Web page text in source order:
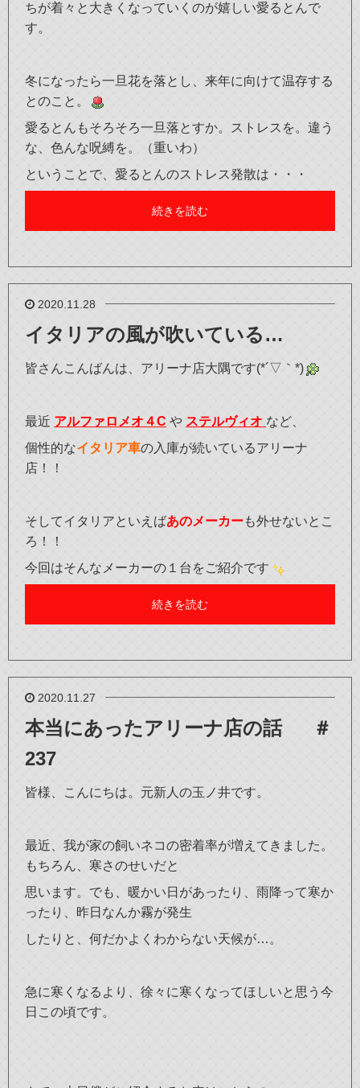
ちが着々と大きくなっていくのが嬉しい愛るとんで
す。
冬になったら一旦花を落とし、来年に向けて温存する
とのこと。
愛るとんもそろそろ一旦落とすか。ストレスを。違う
な、色んな呪縛を。（重いわ）
ということで、愛るとんのストレス発散は・・・
続きを読む
2020.11.28
イタリアの風が吹いている…
皆さんこんばんは、アリーナ店大隅です(*´▽｀*)
最近 アルファロメオ４C や ステルヴィオ など、
個性的なイタリア車の入庫が続いているアリーナ
店！！
そしてイタリアといえばあのメーカーも外せないとこ
ろ！！
今回はそんなメーカーの１台をご紹介です
続きを読む
2020.11.27
本当にあったアリーナ店の話 ＃
237
皆様、こんにちは。元新人の玉ノ井です。
最近、我が家の飼いネコの密着率が増えてきました。
もちろん、寒さのせいだと
思います。でも、暖かい日があったり、雨降って寒か
ったり、昨日なんか霧が発生
したりと、何だかよくわからない天候が…。
急に寒くなるより、徐々に寒くなってほしいと思う今
日この頃です。